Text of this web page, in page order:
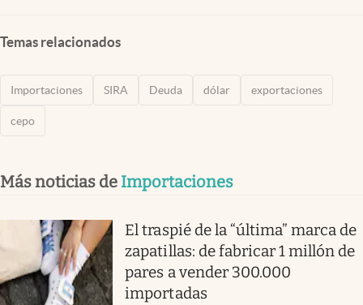
Temas relacionados
Importaciones SIRA Deuda dólar exportaciones
cepo
Más noticias de Importaciones
El traspié de la “última” marca de
zapatillas: de fabricar 1 millón de
pares a vender 300.000
importadas